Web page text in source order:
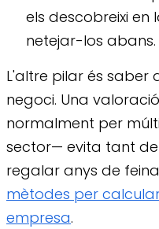
els descobreixi en
netejar-los abans.
L'altre pilar és saber
negoci. Una
normalment per
sector— evita tant
regalar anys de
mètodes per
empresa.